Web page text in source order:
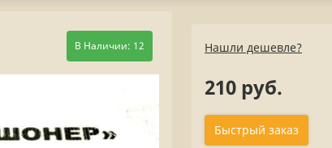
В Наличии: 12 Нашли дешевле?
210 руб.
Быстрый заказ